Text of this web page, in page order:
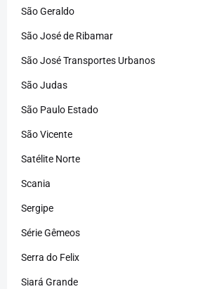
São Geraldo
São José de Ribamar
São José Transportes Urbanos
São Judas
São Paulo Estado
São Vicente
Satélite Norte
Scania
Sergipe
Série Gêmeos
Serra do Felix
Siará Grande